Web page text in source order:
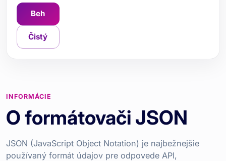
Beh
Čistý
INFORMÁCIE
O formátovači JSON
JSON (JavaScript Object Notation) je najbežnejšie
používaný formát údajov pre odpovede API,